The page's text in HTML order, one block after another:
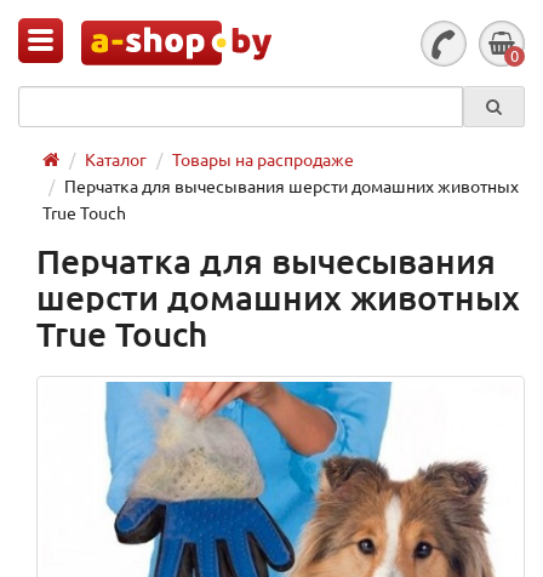
0
Каталог
Товары на распродаже
Перчатка для вычесывания шерсти домашних животных
True Touch
Перчатка для вычесывания
шерсти домашних животных
True Touch